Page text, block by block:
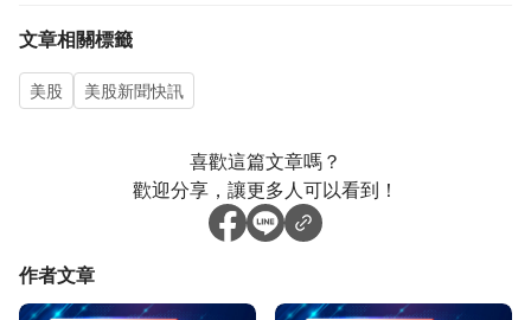
文章相關標籤
美股 美股新聞快訊
喜歡這篇文章嗎？
歡迎分享，讓更多人可以看到！
作者文章